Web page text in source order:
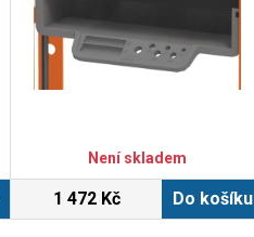
Není skladem
1 472 Kč Do košíku